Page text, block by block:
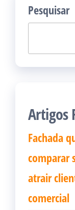
Pesquisar
Artigos
Fachada
comparar
atrair
comercial